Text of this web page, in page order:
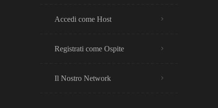
Accedi come Host
Registrati come Ospite
Il Nostro Network